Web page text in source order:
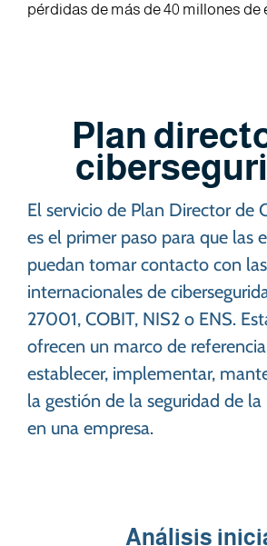
pérdidas de más de 40 millones de
Plan
El servicio de Plan Director de
es el primer paso para que las
puedan tomar contacto con
internacionales de
27001, COBIT, NIS2 o ENS.
ofrecen un marco de
establecer, implementar,
la gestión de la seguridad de
en una empresa.
Análisis